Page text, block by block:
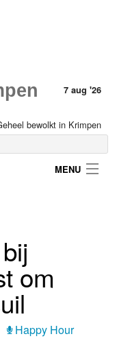
7 aug '26
bewolkt in Krimpen
MENU
om
Happy Hour